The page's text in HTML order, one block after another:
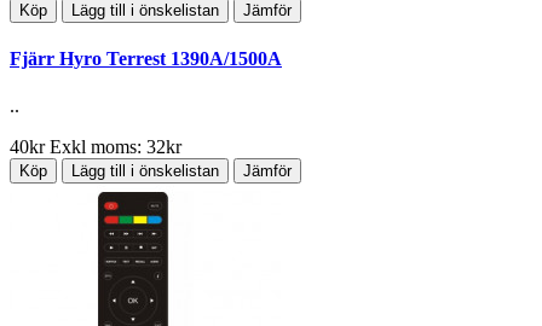
Köp Lägg till i önskelistan Jämför
Fjärr Hyro Terrest 1390A/1500A
..
40krExkl moms: 32kr
Köp Lägg till i önskelistan Jämför